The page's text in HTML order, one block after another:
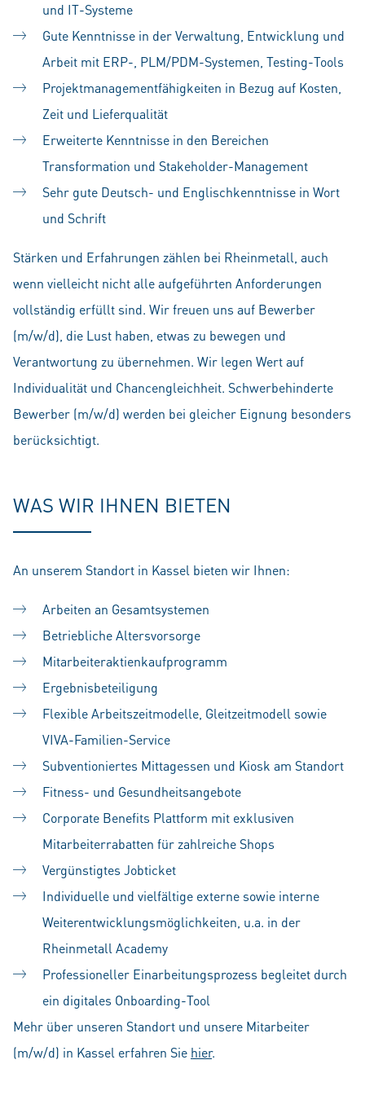
und IT-Systeme
Gute Kenntnisse in der Verwaltung, Entwicklung und
Arbeit mit ERP-, PLM/PDM-Systemen, Testing-Tools
Projektmanagementfähigkeiten in Bezug auf Kosten,
Zeit und Lieferqualität
Erweiterte Kenntnisse in den Bereichen
Transformation und Stakeholder-Management
Sehr gute Deutsch- und Englischkenntnisse in Wort
und Schrift
Stärken und Erfahrungen zählen bei Rheinmetall, auch
wenn vielleicht nicht alle aufgeführten Anforderungen
vollständig erfüllt sind. Wir freuen uns auf Bewerber
(m/w/d), die Lust haben, etwas zu bewegen und
Verantwortung zu übernehmen. Wir legen Wert auf
Individualität und Chancengleichheit. Schwerbehinderte
Bewerber (m/w/d) werden bei gleicher Eignung besonders
berücksichtigt.
WAS WIR IHNEN BIETEN
An unserem Standort in Kassel bieten wir Ihnen:
Arbeiten an Gesamtsystemen
Betriebliche Altersvorsorge
Mitarbeiteraktienkaufprogramm
Ergebnisbeteiligung
Flexible Arbeitszeitmodelle, Gleitzeitmodell sowie
VIVA-Familien-Service
Subventioniertes Mittagessen und Kiosk am Standort
Fitness- und Gesundheitsangebote
Corporate Benefits Plattform mit exklusiven
Mitarbeiterrabatten für zahlreiche Shops
Vergünstigtes Jobticket
Individuelle und vielfältige externe sowie interne
Weiterentwicklungsmöglichkeiten, u.a. in der
Rheinmetall Academy
Professioneller Einarbeitungsprozess begleitet durch
ein digitales Onboarding-Tool
Mehr über unseren Standort und unsere Mitarbeiter
(m/w/d) in Kassel erfahren Sie hier.